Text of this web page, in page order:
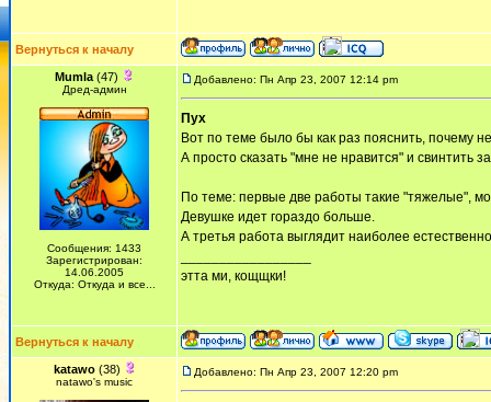
Вернуться к началу
Mumla (47)
Дред-админ
Сообщения: 1433
Зарегистрирован:
14.06.2005
Откуда: Откуда и все...
Добавлено: Пн Апр 23, 2007 12:14 pm
Пух
Вот по теме было бы как раз пояснить, почему
А просто сказать "мне не нравится" и свинтить
По теме: первые две работы такие "тяжелые",
Девушке идет гораздо больше.
А третья работа выглядит наиболее
этта ми, кощщки!
Вернуться к началу
katawo(38)
natawo's music
Добавлено: Пн Апр 23, 2007 12:20 pm